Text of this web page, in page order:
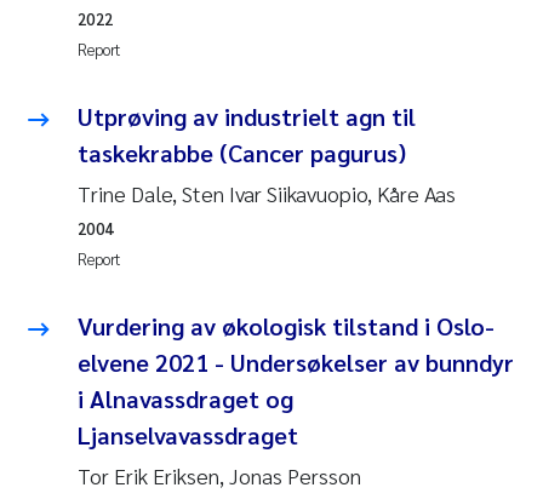
Svetlana Pakhomova
Knut Erik Tollefsen
Samantha Goncalves Prat
Øyvind Tangen Ødegaard
Debhasish Bhakta
Jarle Håvardstun
James Edward Sample
Report
2022
Utprøving av industrielt agn til
taskekrabbe (Cancer pagurus)
Trine Dale, Sten Ivar Siikavuopio, Kåre Aas
Report
2004
Vurdering av økologisk tilstand i Oslo-
elvene 2021 - Undersøkelser av bunndyr
i Alnavassdraget og
Ljanselvavassdraget
Tor Erik Eriksen, Jonas Persson